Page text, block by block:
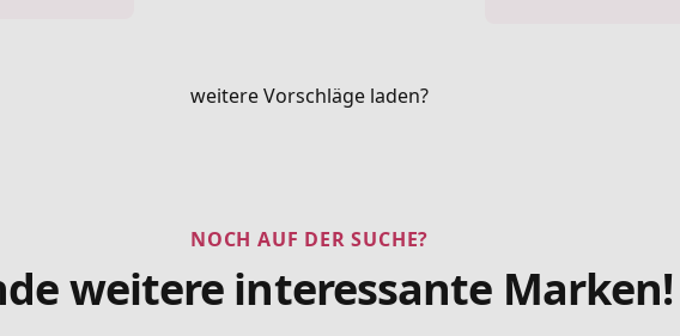
weitere Vorschläge laden?
NOCH AUF DER SUCHE?
weitere interessante Marken!